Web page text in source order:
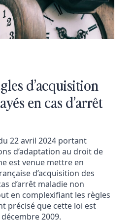
d’acquisition
en cas d’arrêt
22 avril 2024 portant
d’adaptation au droit de
est venue mettre en
d’acquisition des
d’arrêt maladie non
en complexifiant les règles
précisé que cette loi est
2009.